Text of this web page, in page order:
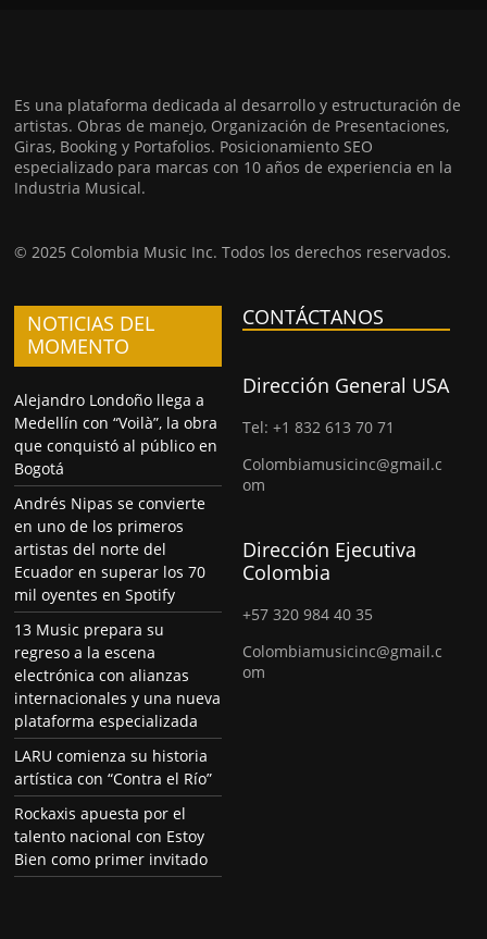
Es una plataforma dedicada al desarrollo y estructuración de
artistas. Obras de manejo, Organización de Presentaciones,
Giras, Booking y Portafolios. Posicionamiento SEO
especializado para marcas con 10 años de experiencia en la
Industria Musical.
© 2025 Colombia Music Inc. Todos los derechos reservados.
NOTICIAS DEL
MOMENTO
Alejandro Londoño llega a
Medellín con “Voilà”, la obra
que conquistó al público en
Bogotá
Andrés Nipas se convierte
en uno de los primeros
artistas del norte del
Ecuador en superar los 70
mil oyentes en Spotify
13 Music prepara su
regreso a la escena
electrónica con alianzas
internacionales y una nueva
plataforma especializada
LARU comienza su historia
artística con “Contra el Río”
Rockaxis apuesta por el
talento nacional con Estoy
Bien como primer invitado
CONTÁCTANOS
Dirección General USA
Tel: +1 832 613 70 71
Colombiamusicinc@gmail.c
om
Dirección Ejecutiva
Colombia
+57 320 984 40 35
Colombiamusicinc@gmail.c
om